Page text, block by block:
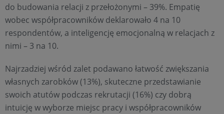
do budowania relacji z przełożonymi – 39%. Empatię
wobec współpracowników deklarowało 4 na 10
respondentów, a inteligencję emocjonalną w relacjach z
nimi – 3 na 10.
Najrzadziej wśród zalet podawano łatwość zwiększania
własnych zarobków (13%), skuteczne przedstawianie
swoich atutów podczas rekrutacji (16%) czy dobrą
intuicję w wyborze miejsc pracy i współpracowników